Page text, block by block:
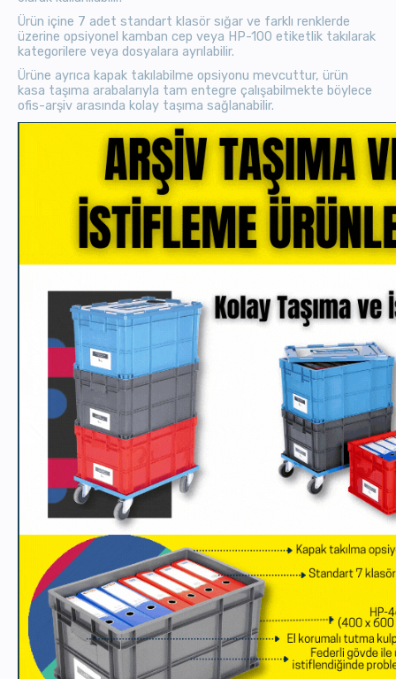
Ürün içine 7 adet standart klasör sığar ve farklı renklerde
üzerine opsiyonel kamban cep veya HP-100 etiketlik takılarak
kategorilere veya dosyalara ayrılabilir.
Ürüne ayrıca kapak takılabilme opsiyonu mevcuttur, ürün
kasa taşıma arabalarıyla tam entegre çalışabilmekte böylece
ofis-arşiv arasında kolay taşıma sağlanabilir.